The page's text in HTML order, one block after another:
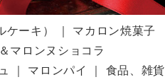
ケーキ） ｜ マカロン焼菓子
マロンヌショコラ
｜ マロンパイ ｜ 食品、雑貨